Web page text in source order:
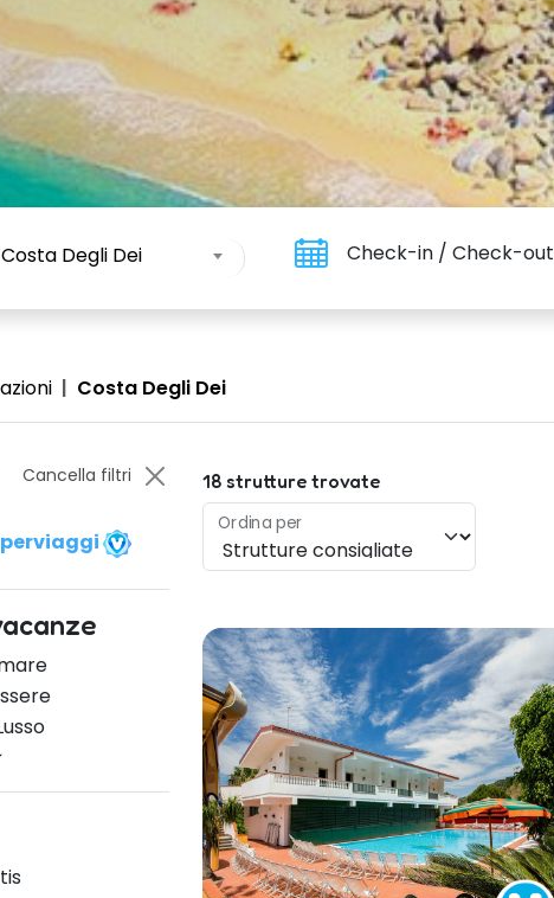
Costa Degli Dei Check-in / Check-out
Costa Degli Dei
Cancella filtri 18 strutture trovate
Ordina per